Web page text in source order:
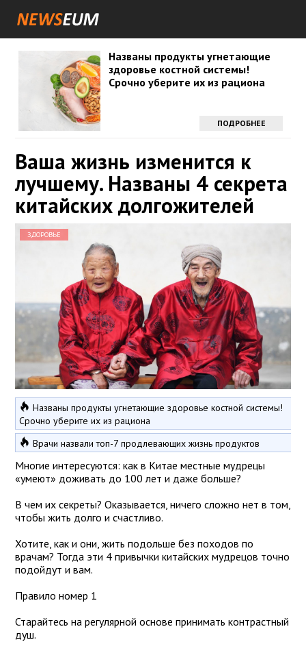
Названы продукты угнетающие
здоровье костной системы!
Срочно уберите их из рациона
ПОДРОБНЕЕ
Ваша жизнь изменится к
лучшему. Названы 4 секрета
китайских долгожителей
ЗДОРОВЬЕ
Названы продукты угнетающие здоровье костной системы!
Срочно уберите их из рациона
Врачи назвали топ-7 продлевающих жизнь продуктов
Многие интересуются: как в Китае местные мудрецы
«умеют» доживать до 100 лет и даже больше?
В чем их секреты? Оказывается, ничего сложно нет в том,
чтобы жить долго и счастливо.
Хотите, как и они, жить подольше без походов по
врачам? Тогда эти 4 привычки китайских мудрецов точно
подойдут и вам.
Правило номер 1
Старайтесь на регулярной основе принимать контрастный
душ.